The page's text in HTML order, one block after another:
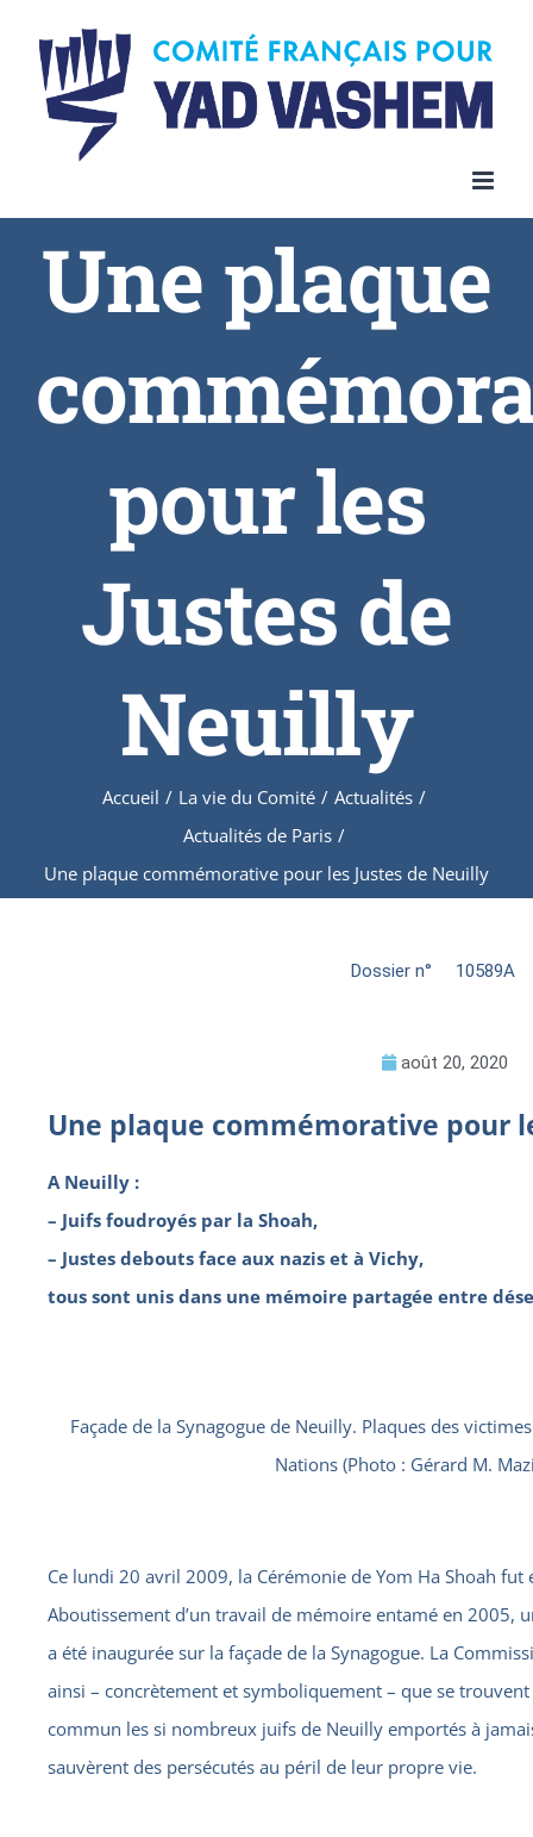
Une plaque
pour les
Justes de
Neuilly
Accueil / La vie du Comité / Actualités /
Actualités de Paris /
Une plaque commémorative pour les Justes de Neuilly
Dossier n° 10589A
août 20, 2020
Une plaque commémorative pour
A Neuilly :
– Juifs foudroyés par la Shoah,
– Justes debouts face aux nazis et à Vichy,
tous sont unis dans une mémoire partagée entre
Façade de la Synagogue de Neuilly. Plaques des
Nations (Photo : Gérard M.
Ce lundi 20 avril 2009, la Cérémonie de Yom Ha Shoah
Aboutissement d’un travail de mémoire entamé en 2005,
a été inaugurée sur la façade de la Synagogue. La
ainsi – concrètement et symboliquement – que se
commun les si nombreux juifs de Neuilly emportés à
sauvèrent des persécutés au péril de leur propre vie.